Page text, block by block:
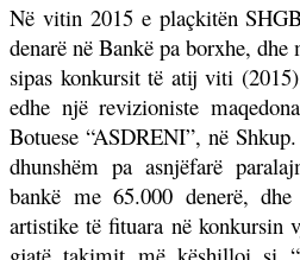
Në vitin 2015 e plaçkitën
denarë në Bankë pa borxhe,
sipas konkursit të atij viti
edhe një revizioniste
Botuese “ASDRENI”, në
dhunshëm pa asnjëfarë
bankë me 65.000 denerë,
artistike të fituara në konkursin